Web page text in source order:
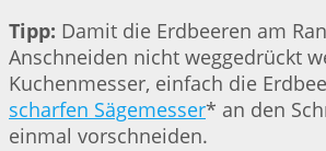
Tipp: Damit die Erdbeeren am
Anschneiden nicht weggedrückt
Kuchenmesser, einfach die
scharfen Sägemesser* an den
einmal vorschneiden.